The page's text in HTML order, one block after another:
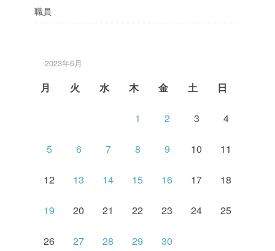
職員
2023年6月
月 火 水 木 金 土 日
1 2 3 4
5 6 7 8 9 10 11
12 13 14 15 16 17 18
19 20 21 22 23 24 25
26 27 28 29 30